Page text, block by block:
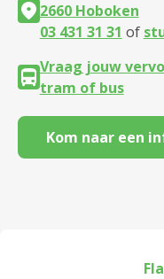
2660 Hoboken
03 431 31 31 of
Vraag jouw
tram of bus
Kom naar een